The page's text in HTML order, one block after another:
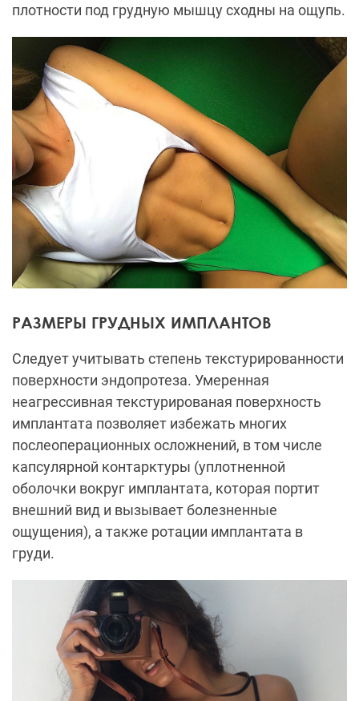
плотности под грудную мышцу сходны на ощупь.
РАЗМЕРЫ ГРУДНЫХ ИМПЛАНТОВ
Следует учитывать степень текстурированности
поверхности эндопротеза. Умеренная
неагрессивная текстурированая поверхность
имплантата позволяет избежать многих
послеоперационных осложнений, в том числе
капсулярной контарктуры (уплотненной
оболочки вокруг имплантата, которая портит
внешний вид и вызывает болезненные
ощущения), а также ротации имплантата в
груди.